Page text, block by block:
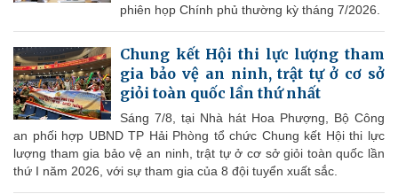
phiên họp Chính phủ thường kỳ tháng 7/2026.
Chung kết Hội thi lực lượng tham
gia bảo vệ an ninh, trật tự ở cơ sở
giỏi toàn quốc lần thứ nhất
Sáng 7/8, tại Nhà hát Hoa Phượng, Bộ Công
an phối hợp UBND TP Hải Phòng tổ chức Chung kết Hội thi lực
lượng tham gia bảo vệ an ninh, trật tự ở cơ sở giỏi toàn quốc lần
thứ I năm 2026, với sự tham gia của 8 đội tuyển xuất sắc.